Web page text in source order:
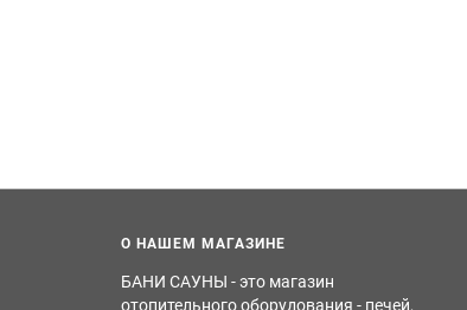
О НАШЕМ МАГАЗИНЕ
БАНИ САУНЫ - это магазин
отопительного оборудования - печей,